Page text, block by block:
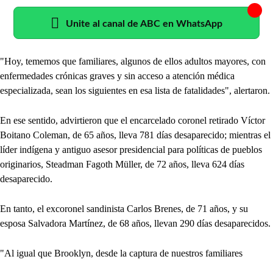
Unite al canal de ABC en WhatsApp
"Hoy, tememos que familiares, algunos de ellos adultos mayores, con
enfermedades crónicas graves y sin acceso a atención médica
especializada, sean los siguientes en esa lista de fatalidades", alertaron.
En ese sentido, advirtieron que el encarcelado coronel retirado Víctor
Boitano Coleman, de 65 años, lleva 781 días desaparecido; mientras el
líder indígena y antiguo asesor presidencial para políticas de pueblos
originarios, Steadman Fagoth Müller, de 72 años, lleva 624 días
desaparecido.
En tanto, el excoronel sandinista Carlos Brenes, de 71 años, y su
esposa Salvadora Martínez, de 68 años, llevan 290 días desaparecidos.
"Al igual que Brooklyn, desde la captura de nuestros familiares